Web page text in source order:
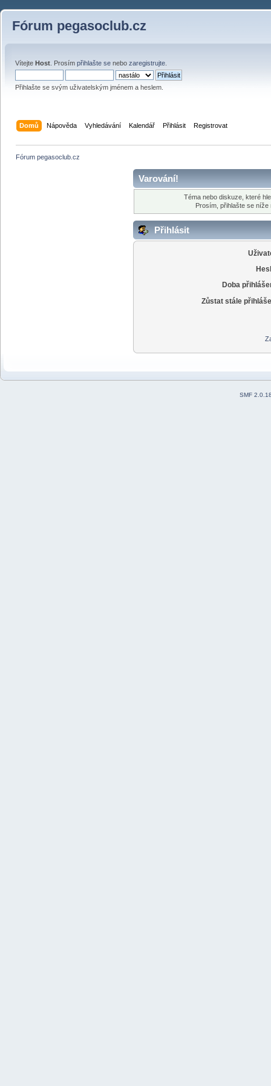
Fórum pegasoclub.cz
Vítejte Host . Prosím přihlašte se nebo zaregistrujte
Přihlašte se svým uživatelským jménem a heslem.
Domů Nápověda Vyhledávání Kalendář Přihlásit Registrovat
Fórum pegasoclub.cz
Varování!
Téma nebo diskuze, které
Prosím, přihlašte se
Přihlásit
Doba
Zůstat stále
SMF